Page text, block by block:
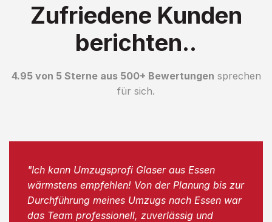
Zufriedene Kunden
berichten..
4.95 von 5 Sterne aus 500+ Bewertungen sprechen
für sich.
"Ich kann Umzugsprofi Glaser aus Essen
wärmstens empfehlen! Von der Planung bis zur
Durchführung meines Umzugs nach Essen war
das Team professionell, zuverlässig und